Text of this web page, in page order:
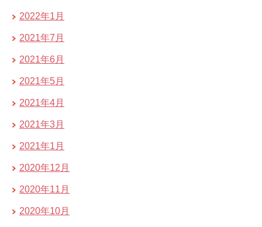
2022年1月
2021年7月
2021年6月
2021年5月
2021年4月
2021年3月
2021年1月
2020年12月
2020年11月
2020年10月